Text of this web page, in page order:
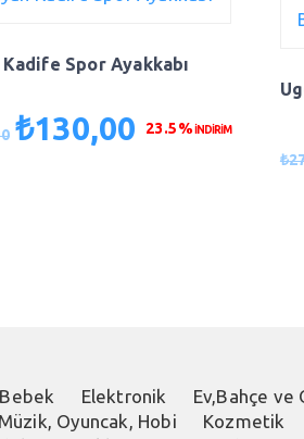
Spor Ayakkabı
Orijinal
₺130,00 Şu
23.5%İNDİRİM
₺
Elektronik
Ev,Bahçe ve
Oyuncak, Hobi
Kozmetik